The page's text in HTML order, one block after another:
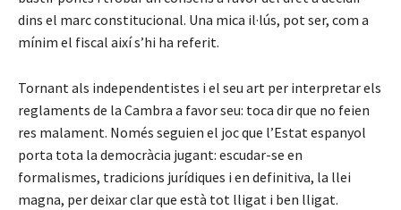
dins el marc constitucional. Una mica il·lús, pot ser, com a
mínim el fiscal així s’hi ha referit.
Tornant als independentistes i el seu art per interpretar els
reglaments de la Cambra a favor seu: toca dir que no feien
res malament. Només seguien el joc que l’Estat espanyol
porta tota la democràcia jugant: escudar-se en
formalismes, tradicions jurídiques i en definitiva, la llei
magna, per deixar clar que està tot lligat i ben lligat.